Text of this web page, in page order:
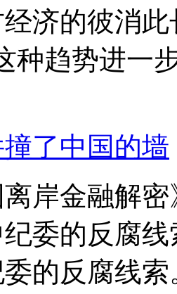
济的彼消
种趋势进一
了中国的墙
岸金融解
委的反腐
的反腐线